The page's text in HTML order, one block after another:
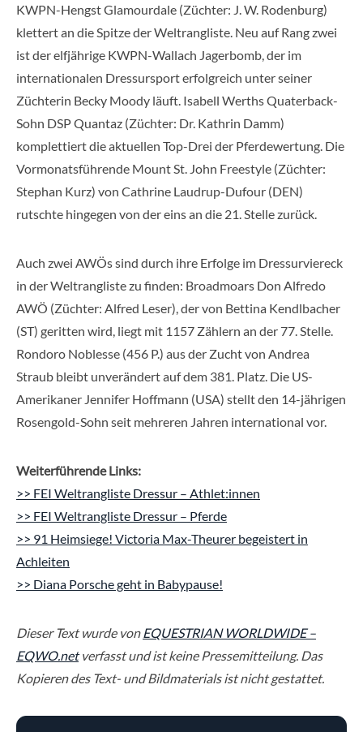
KWPN-Hengst Glamourdale (Züchter: J. W. Rodenburg)
klettert an die Spitze der Weltrangliste. Neu auf Rang zwei
ist der elfjährige KWPN-Wallach Jagerbomb, der im
internationalen Dressursport erfolgreich unter seiner
Züchterin Becky Moody läuft. Isabell Werths Quaterback-
Sohn DSP Quantaz (Züchter: Dr. Kathrin Damm)
komplettiert die aktuellen Top-Drei der Pferdewertung. Die
Vormonatsführende Mount St. John Freestyle (Züchter:
Stephan Kurz) von Cathrine Laudrup-Dufour (DEN)
rutschte hingegen von der eins an die 21. Stelle zurück.
Auch zwei AWÖs sind durch ihre Erfolge im Dressurviereck
in der Weltrangliste zu finden: Broadmoars Don Alfredo
AWÖ (Züchter: Alfred Leser), der von Bettina Kendlbacher
(ST) geritten wird, liegt mit 1157 Zählern an der 77. Stelle.
Rondoro Noblesse (456 P.) aus der Zucht von Andrea
Straub bleibt unverändert auf dem 381. Platz. Die US-
Amerikaner Jennifer Hoffmann (USA) stellt den 14-jährigen
Rosengold-Sohn seit mehreren Jahren international vor.
Weiterführende Links:
>> FEI Weltrangliste Dressur – Athlet:innen
>> FEI Weltrangliste Dressur – Pferde
>> 91 Heimsiege! Victoria Max-Theurer begeistert in
Achleiten
>> Diana Porsche geht in Babypause!
Dieser Text wurde von EQUESTRIAN WORLDWIDE –
EQWO.netverfasst und ist keine Pressemitteilung. Das
Kopieren des Text- und Bildmaterials ist nicht gestattet.